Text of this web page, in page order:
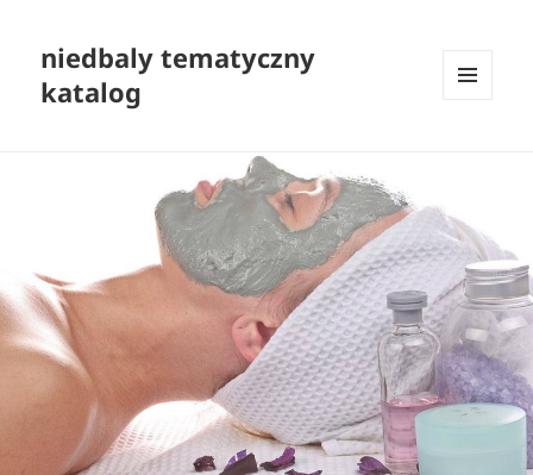
niedbaly tematyczny
katalog